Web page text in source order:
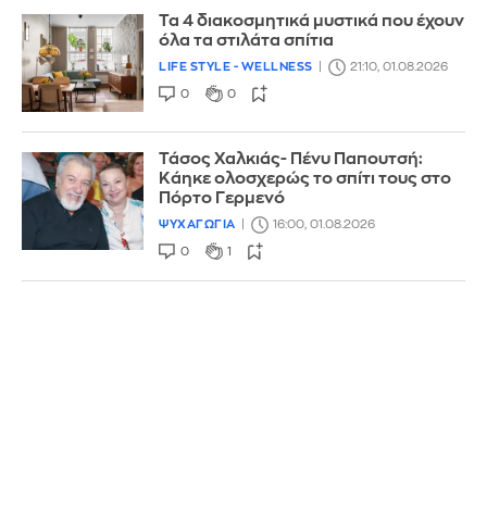
Τα 4 διακοσμητικά μυστικά που έχουν
όλα τα στιλάτα σπίτια
LIFE STYLE - WELLNESS 21:10, 01.08.2026
0 0
Τάσος Χαλκιάς- Πένυ Παπουτσή:
Κάηκε ολοσχερώς το σπίτι τους στο
Πόρτο Γερμενό
ΨΥΧΑΓΩΓΙΑ 16:00, 01.08.2026
0 1